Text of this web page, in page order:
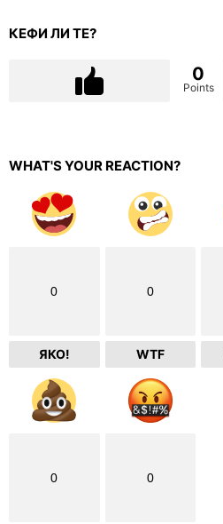
КЕФИ ЛИ ТЕ?
0
Points
WHAT'S YOUR REACTION?
0
ЯКО!
0
WTF
0 0